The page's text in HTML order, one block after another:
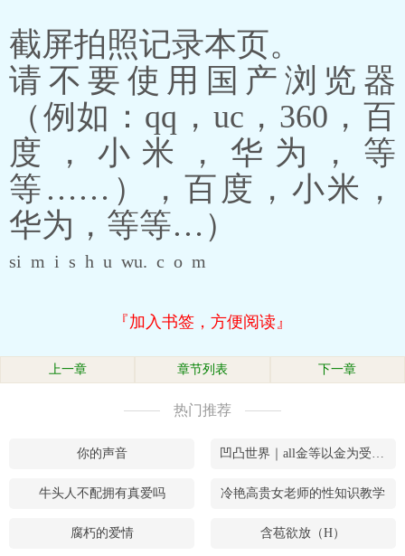
截屏拍照记录本页。
请不要使用国产浏览器
（例如：qq，uc，360，百
度，小米，华为，等
等……），百度，小米，
华为，等等…）
si m i s h u wu. c o m
『加入书签，方便阅读』
上一章 章节列表 下一章
热门推荐
你的声音 凹凸世界｜all金等以金为受的cp大乱炖
牛头人不配拥有真爱吗 冷艳高贵女老师的性知识教学
腐朽的爱情 含苞欲放（H）